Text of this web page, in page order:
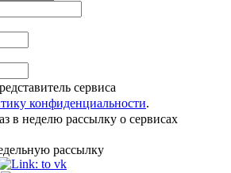
сервиса
конфиденциальности.
в неделю рассылку о сервисах
рассылку